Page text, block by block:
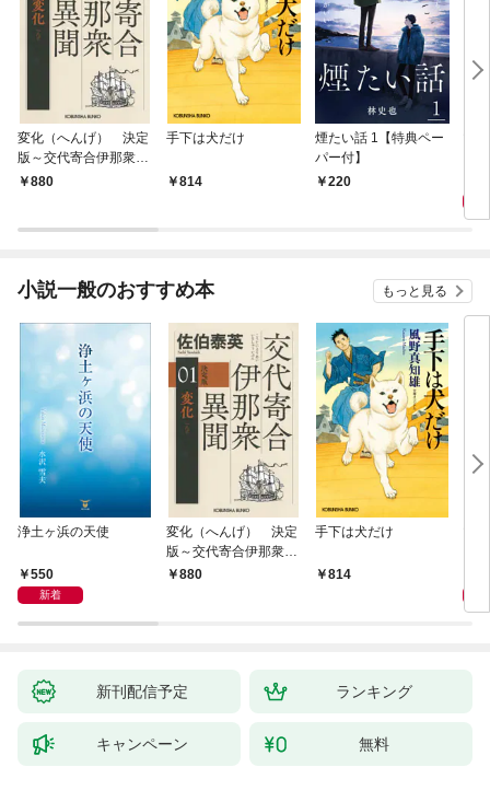
変化（へんげ） 決定
版～交代寄合伊那衆異
聞（1）～
880
手下は犬だけ
814
煙たい話 1【特典ペー
パー付】
220
小説一般のおすすめ本 もっと見る
浄土ヶ浜の天使
550
新着
変化（へんげ） 決定
版～交代寄合伊那衆異
聞（1）～
880
手下は犬だけ
814
新刊配信予定 ランキング
キャンペーン 無料